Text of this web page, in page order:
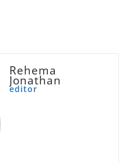
Rehema
Jonathan
editor